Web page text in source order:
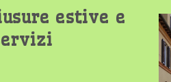
estive e